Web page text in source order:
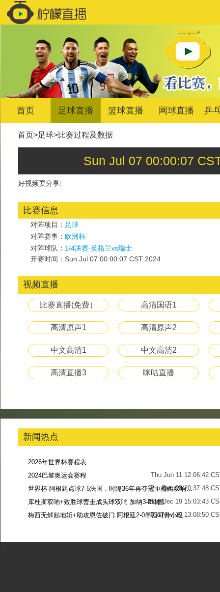
首页 足球直播 篮球直播 网球直播 乒
首页>足球>比赛过程及数据
Sun Jul 07 00:00:07
好视频要分享:
比赛信息
对阵项目： 足球
对阵赛事： 欧洲杯
对阵球队： 1/4决赛-英格兰vs瑞士
开赛时间：Sun Jul 07 00:00:07 CST 2024
视频直播
比赛直播(免费） 高清国语1
高清原声1 高清原声2
中文高清1 中文高清2
高清直播3 咪咕直播
新闻热点
2026年世界杯赛程表
Thu Jun 11 12:06:42
2024巴黎奥运会赛程
Thu Dec 28 20:37:48
世界杯-阿根廷点球7-5法国，时隔36年再夺冠！梅西双响姆巴佩戴帽
Mon Dec 19 15:03:43
库杜斯双响+致胜球曹圭成头球双响 加纳3-2韩国
Tue Nov 29 13:08:50
梅西无解贴地斩+助攻恩佐破门 阿根廷2-0墨西哥升小组第二